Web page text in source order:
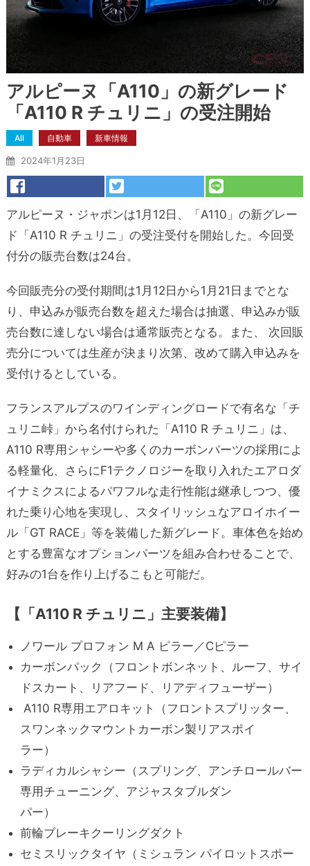
アルピーヌ「A110」の新グレード
「A110 R チュリニ」の受注開始
All 自動車 新車情報
2024年1月23日
アルピーヌ・ジャポンは1月12日、「A110」の新グレー
ド「A110 R チュリニ」の受注受付を開始した。今回受
付分の販売台数は24台。
今回販売分の受付期間は1月12日から1月21日までとな
り、申込みが販売台数を超えた場合は抽選、申込みが販
売台数に達しない場合は通常販売となる。また、 次回販
売分については生産が決まり次第、改めて購入申込みを
受付けるとしている。
フランスアルプスのワインディングロードで有名な「チ
ュリニ峠」から名付けられた「A110 R チュリニ」は、
A110 R専用シャシーや多くのカーボンパーツの採用によ
る軽量化、さらにF1テクノロジーを取り入れたエアロダ
イナミクスによるパワフルな走行性能は継承しつつ、優
れた乗り心地を実現し、スタイリッシュなアロイホイー
ル「GT RACE」等を装備した新グレード。車体色を始め
とする豊富なオプションパーツを組み合わせることで、
好みの1台を作り上げるこもと可能だ。
【「A110 R チュリニ」主要装備】
ノワール プロフォン M A ピラー／Cピラー
カーボンパック（フロントボンネット、ルーフ、サイ
ドスカート、リアフード、リアディフューザー）
A110 R専用エアロキット（フロントスプリッター、
スワンネックマウントカーボン製リアスポイ
ラー）
ラディカルシャシー（スプリング、アンチロールバー
専用チューニング、アジャスタブルダン
パー）
前輪ブレーキクーリングダクト
セミスリックタイヤ（ミシュラン パイロットスポー